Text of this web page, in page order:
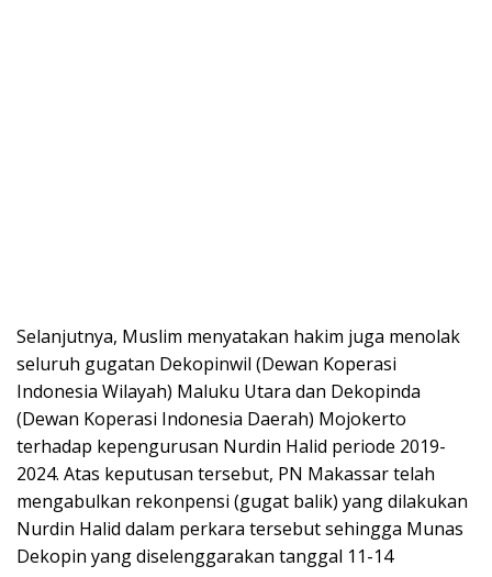
Selanjutnya, Muslim menyatakan hakim juga menolak
seluruh gugatan Dekopinwil (Dewan Koperasi
Indonesia Wilayah) Maluku Utara dan Dekopinda
(Dewan Koperasi Indonesia Daerah) Mojokerto
terhadap kepengurusan Nurdin Halid periode 2019-
2024. Atas keputusan tersebut, PN Makassar telah
mengabulkan rekonpensi (gugat balik) yang dilakukan
Nurdin Halid dalam perkara tersebut sehingga Munas
Dekopin yang diselenggarakan tanggal 11-14